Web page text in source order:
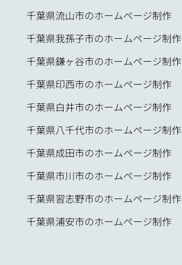
千葉県流山市のホームページ制作
千葉県我孫子市のホームページ制作
千葉県鎌ヶ谷市のホームページ制作
千葉県印西市のホームページ制作
千葉県白井市のホームページ制作
千葉県八千代市のホームページ制作
千葉県成田市のホームページ制作
千葉県市川市のホームページ制作
千葉県習志野市のホームページ制作
千葉県浦安市のホームページ制作